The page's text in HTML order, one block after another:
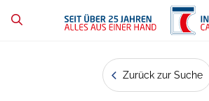
Zurück zur Suche